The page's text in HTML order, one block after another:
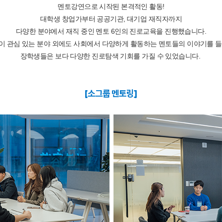
멘토강연으로 시작된 본격적인 활동!
대학생 창업가부터 공공기관, 대기업 재직자까지
다양한 분야에서 재직 중인 멘토 6인의 진로교육을 진행했습니다.
관심 있는 분야 외에도 사회에서 다양하게 활동하는 멘토들의 이야기를
장학생들은 보다 다양한 진로탐색 기회를 가질 수 있었습니다.
[소그룹 멘토링]